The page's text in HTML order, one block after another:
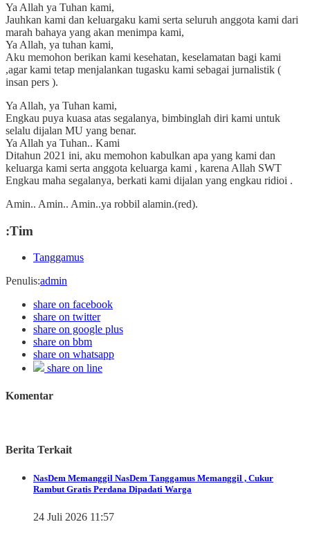
Ya Allah ya Tuhan kami,
Jauhkan kami dan keluargaku kami serta seluruh anggota kami dari
marah bahaya yang akan menimpa kami,
Ya Allah, ya tuhan kami,
Aku memohon berikan kami kesehatan, keselamatan bagi kami
,agar kami tetap menjalankan tugasku kami sebagai jurnalistik (
insan pers ).
Ya Allah, ya Tuhan kami,
Engkau puya kuasa atas segalanya, bimbinglah diri kami untuk
selalu dijalan MU yang benar.
Ya Allah ya Tuhan.. Kami
Ditahun 2021 ini, aku memohon kabulkan apa yang kami dan
keluarga kami serta anggota keluarga kami , karena Allah SWT
Engkau maha segalanya, berkati kami dijalan yang engkau ridioi .
Amin.. Amin.. Amin..ya robbil alamin.(red).
:Tim
Tanggamus
Penulis:admin
share on facebook
share on twitter
share on google plus
share on bbm
share on whatsapp
share on line
Komentar
Berita Terkait
NasDem Memanggil NasDem Tanggamus Memanggil , Cukur
Rambut Gratis Perdana Dipadati Warga
24 Juli 2026 11:57